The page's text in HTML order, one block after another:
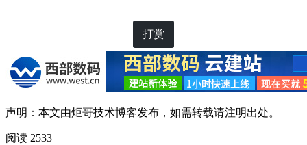
打赏
声明：本文由炬哥技术博客发布，如需转载请注明出处。
阅读 2533